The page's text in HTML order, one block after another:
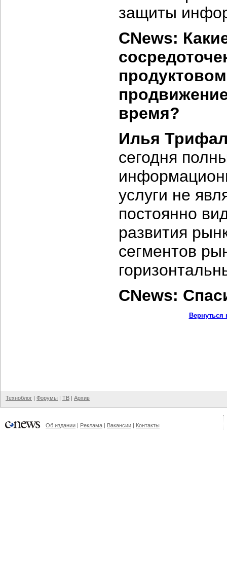
защиты
CNews:
время?
Илья
сегодня
услуги не
постоянно
развития
сегментов
CNews:
Вернуться
Техноблог | Форумы | ТВ | Архив
Об издании | Реклама | Вакансии | Контакты